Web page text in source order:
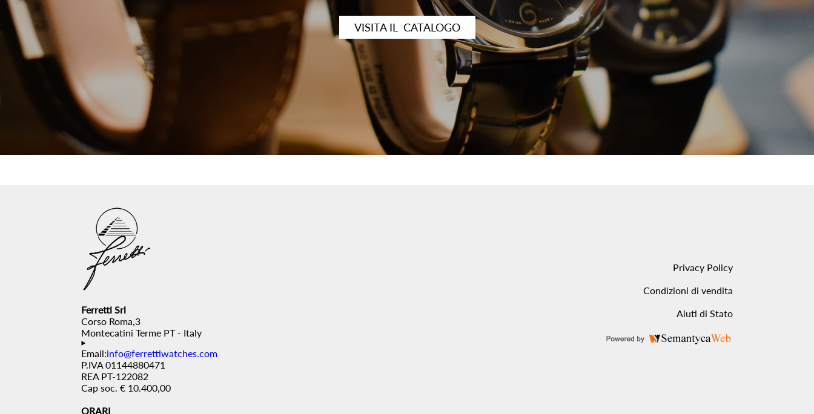
VISITA IL CATALOGO
Ferretti Srl
Corso Roma,3
Montecatini Terme PT - Italy
Email:info@ferrettiwatches.com
P.IVA 01144880471
REA PT-122082
Cap soc. € 10.400,00
ORARI
Privacy Policy
Condizioni di vendita
Aiuti di Stato